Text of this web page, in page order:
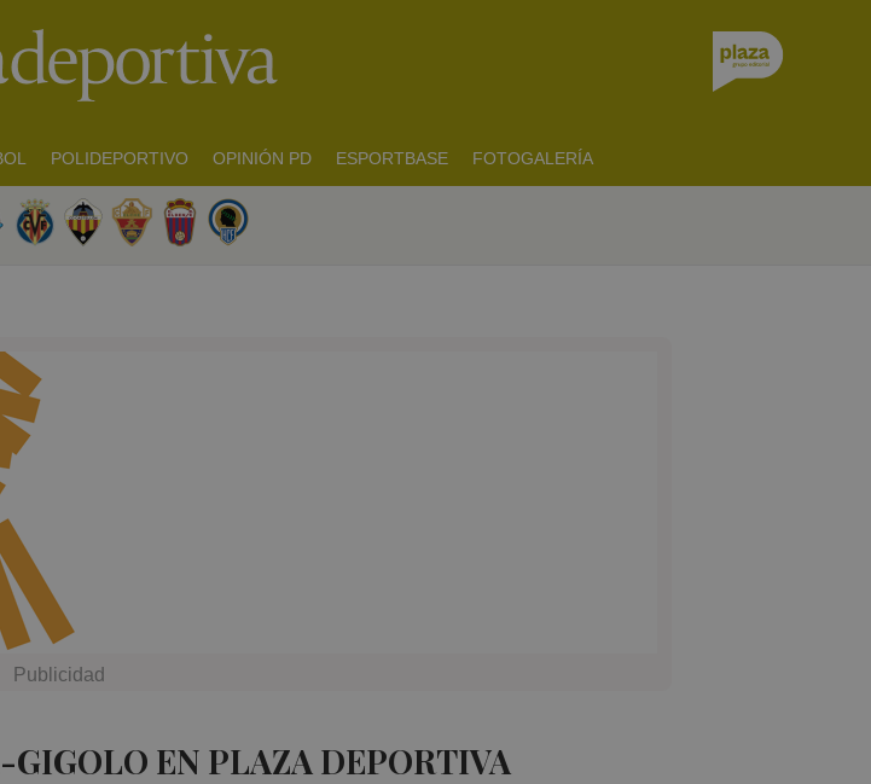
POLIDEPORTIVO OPINIÓN PD ESPORTBASE FOTOGALERÍA
EN PLAZA DEPORTIVA